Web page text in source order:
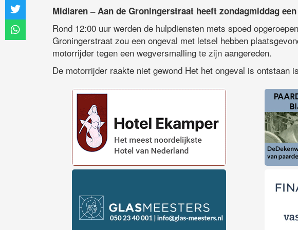
Midlaren – Aan de Groningerstraat heeft zondagmiddag
Rond 12:00 uur werden de hulpdiensten mets spoed
Groningerstraat zou een ongeval met letsel hebben
motorrijder tegen een wegversmalling te zijn aangereden.
De motorrijder raakte niet gewond Het het ongeval is ontstaan